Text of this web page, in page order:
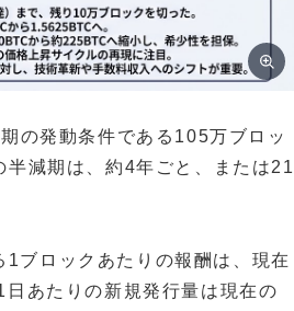
の発動条件である105万ブロッ
減期は、約4年ごと、または21
ブロックあたりの報酬は、現在
あたりの新規発行量は現在の